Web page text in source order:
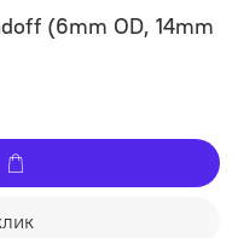
(6mm OD, 14mm